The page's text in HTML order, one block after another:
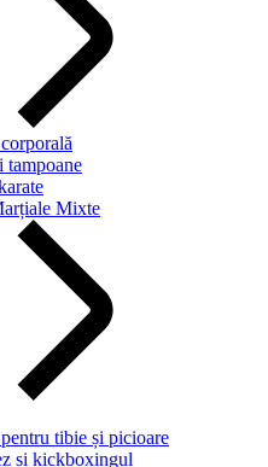
tampoane
Mixte
tibie și picioare
și kickboxingul